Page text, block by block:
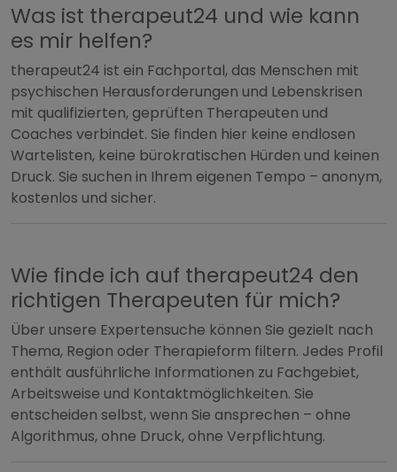
Was ist therapeut24 und wie kann
es mir helfen?
therapeut24 ist ein Fachportal, das Menschen mit
psychischen Herausforderungen und Lebenskrisen
mit qualifizierten, geprüften Therapeuten und
Coaches verbindet. Sie finden hier keine endlosen
Wartelisten, keine bürokratischen Hürden und keinen
Druck. Sie suchen in Ihrem eigenen Tempo – anonym,
kostenlos und sicher.
Wie finde ich auf therapeut24 den
richtigen Therapeuten für mich?
Über unsere Expertensuche können Sie gezielt nach
Thema, Region oder Therapieform filtern. Jedes Profil
enthält ausführliche Informationen zu Fachgebiet,
Arbeitsweise und Kontaktmöglichkeiten. Sie
entscheiden selbst, wenn Sie ansprechen – ohne
Algorithmus, ohne Druck, ohne Verpflichtung.